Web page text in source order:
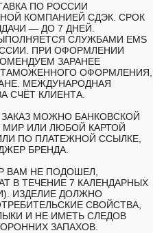
ПО РОССИИ
КОМПАНИЕЙ СДЭК. СРОК
— ДО 7 ДНЕЙ.
СЛУЖБАМИ EMS
ПРИ ОФОРМЛЕНИИ
ЗАРАНЕЕ
ОФОРМЛЕНИЯ,
МЕЖДУНАРОДНАЯ
СЧЁТ КЛИЕНТА.
МОЖНО БАНКОВСКОЙ
ИЛИ ЛЮБОЙ КАРТОЙ
ПО ПЛАТЕЖНОЙ ССЫЛКЕ,
БРЕНДА.
ВАМ НЕ ПОДОШЕЛ,
В ТЕЧЕНИЕ 7 КАЛЕНДАРНЫХ
ИЗДЕЛИЕ ДОЛЖНО
СВОЙСТВА,
И НЕ ИМЕТЬ СЛЕДОВ
ЗАПАХОВ.